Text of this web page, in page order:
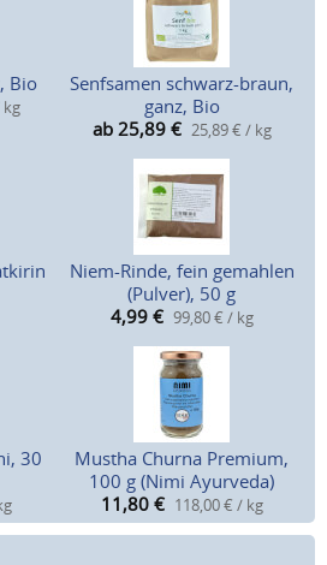
Bio
kg
Senfsamen schwarz-braun,
ganz, Bio
ab 25,89 € 25,89 € / kg
Niem-Rinde, fein gemahlen
(Pulver), 50 g
4,99 € 99,80 € / kg
30
Mustha Churna Premium,
100 g (Nimi Ayurveda)
11,80 € 118,00 € / kg